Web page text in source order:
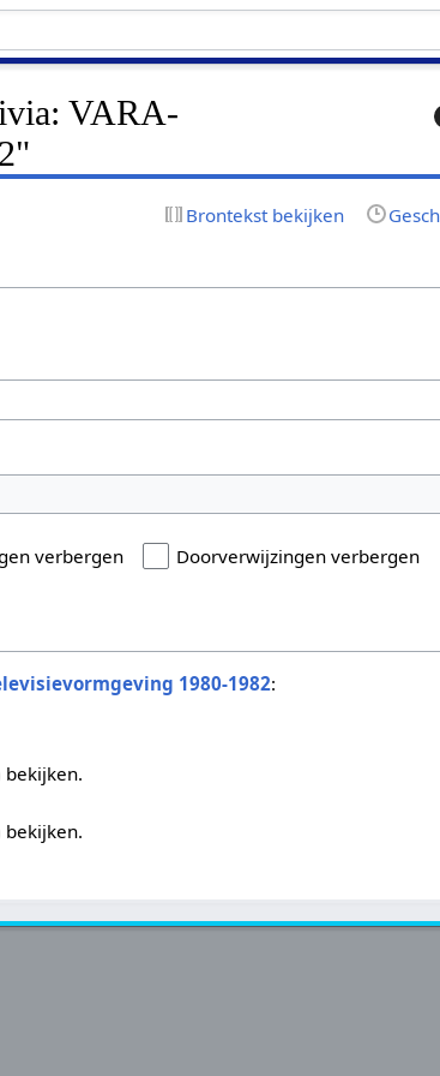
VARA-
Brontekst bekijken
verbergen Doorverwijzingen verbergen
1980-1982:
bekijken.
bekijken.